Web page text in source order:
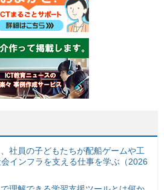
社員の子どもたちが配船ゲームや工
インフラを支える仕事を学ぶ（2026